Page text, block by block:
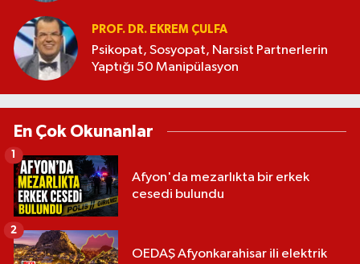
PROF. DR. EKREM ÇULFA
Psikopat, Sosyopat, Narsist Partnerlerin
Yaptığı 50 Manipülasyon
En Çok Okunanlar
Afyon'da mezarlıkta bir erkek
cesedi bulundu
1
OEDAŞ Afyonkarahisar ili elektrik
2